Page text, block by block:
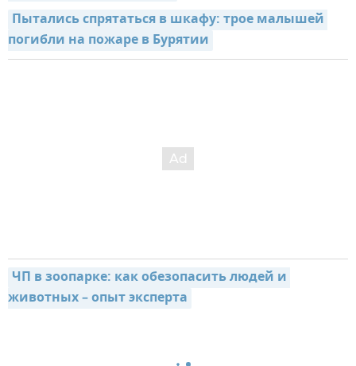
Пытались спрятаться в шкафу: трое малышей
погибли на пожаре в Бурятии
ЧП в зоопарке: как обезопасить людей и
животных – опыт эксперта